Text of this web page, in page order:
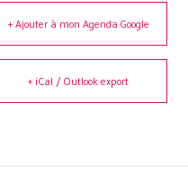
+ Ajouter à mon Agenda Google
+ iCal / Outlook export